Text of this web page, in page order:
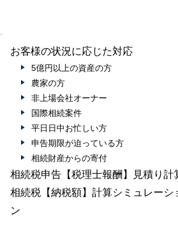
お客様の状況に応じた対応
5億円以上の資産の方
農家の方
非上場会社オーナー
国際相続案件
平日日中お忙しい方
申告期限が迫っている方
相続財産からの寄付
相続税申告【税理士報酬】見積り計
相続税【納税額】計算シミュレーシ
ン